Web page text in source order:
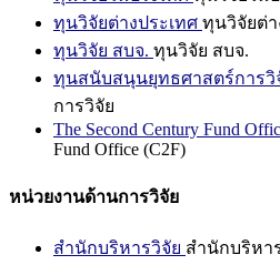
ทุนวิจัยต่างประเทศ ทุนวิจัยต่า
ทุนวิจัย สบจ. ทุนวิจัย สบจ.
ทุนสนับสนุนยุทธศาสตร์การวิ
การวิจัย
The Second Century Fund
Fund Office (C2F)
หน่วยงานด้านการวิจัย
สำนักบริหารวิจัย สำนักบริหา